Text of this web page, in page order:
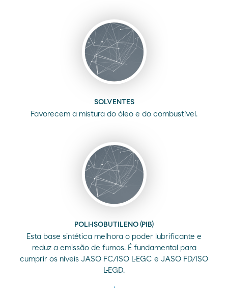
SOLVENTES
Favorecem a mistura do óleo e do combustível.
POLI-ISOBUTILENO (PIB)
Esta base sintética melhora o poder lubrificante e
reduz a emissão de fumos. É fundamental para
cumprir os níveis JASO FC/ISO L-EGC e JASO FD/ISO
L-EGD.